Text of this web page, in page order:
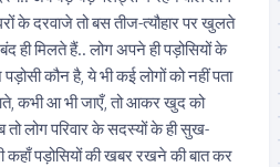
के दरवाजे तो बस तीज-त्यौहार पर खुलते
ही मिलते हैं.. लोग अपने ही पड़ोसियों के
कौन है, ये भी कई लोगों को नहीं पता
कभी आ भी जाएँ, तो आकर खुद को
लोग परिवार के सदस्यों के ही सुख-
कहाँ पड़ोसियों की खबर रखने की बात कर